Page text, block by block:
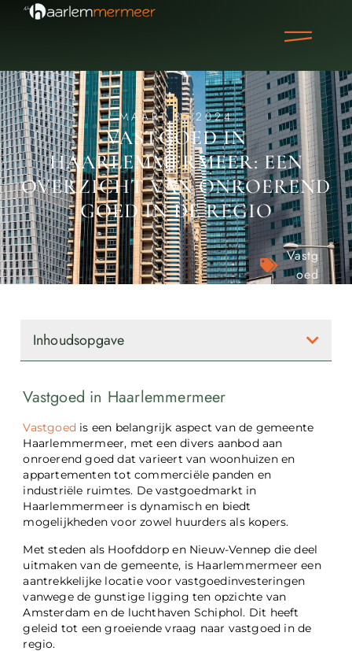
MAART 8, 2024
VASTGOED IN
HAARLEMMERMEER: EEN
OVERZICHT VAN ONROEREND
GOED IN DE REGIO
Vastg
oed
Vastgoed in Haarlemmermeer
Vastgoed is een belangrijk aspect van de gemeente
Haarlemmermeer, met een divers aanbod aan
onroerend goed dat varieert van woonhuizen en
appartementen tot commerciële panden en
industriële ruimtes. De vastgoedmarkt in
Haarlemmermeer is dynamisch en biedt
mogelijkheden voor zowel huurders als kopers.
Met steden als Hoofddorp en Nieuw-Vennep die deel
uitmaken van de gemeente, is Haarlemmermeer een
aantrekkelijke locatie voor vastgoedinvesteringen
vanwege de gunstige ligging ten opzichte van
Amsterdam en de luchthaven Schiphol. Dit heeft
geleid tot een groeiende vraag naar vastgoed in de
regio.
Inhoudsopgave